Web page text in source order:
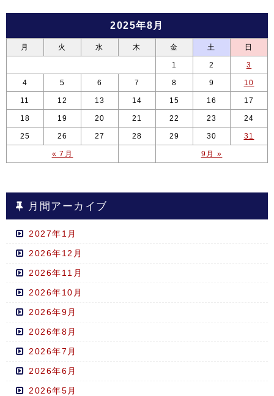
2025年8月
月 火 水 木 金 土 日
« 7月 9月 »
1 2 3
4 5 6 7 8 9 10
11 12 13 14 15 16 17
18 19 20 21 22 23 24
25 26 27 28 29 30 31
月間アーカイブ
2027年1月
2026年12月
2026年11月
2026年10月
2026年9月
2026年8月
2026年7月
2026年6月
2026年5月